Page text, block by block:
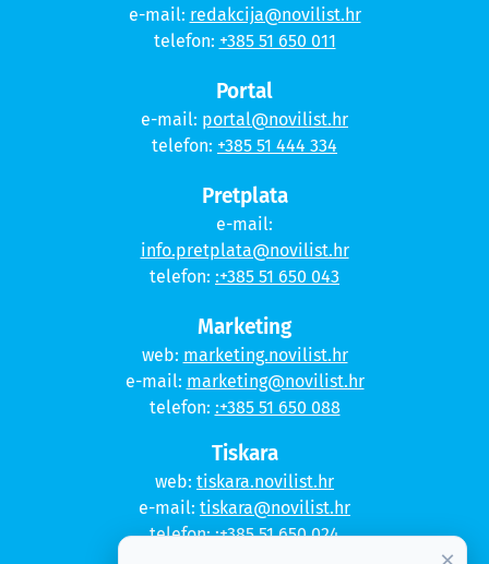
e-mail: redakcija@novilist.hr
telefon: +385 51 650 011
Portal
e-mail: portal@novilist.hr
telefon: +385 51 444 334
Pretplata
e-mail:
info.pretplata@novilist.hr
telefon: :+385 51 650 043
Marketing
web: marketing.novilist.hr
e-mail: marketing@novilist.hr
telefon: :+385 51 650 088
Tiskara
web: tiskara.novilist.hr
e-mail: tiskara@novilist.hr
telefon::+385 51 650 024